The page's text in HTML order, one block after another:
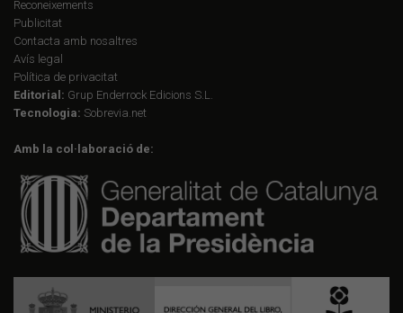
Reconeixements
Publicitat
Contacta amb nosaltres
Avís legal
Política de privacitat
Editorial: Grup Enderrock Edicions S.L.
Tecnologia: Sobrevia.net
Amb la col·laboració de: